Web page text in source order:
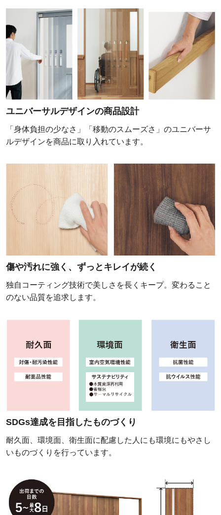
ユニバーサルデザインの商品設計
「身体負担の少なさ」「移動のスムーズさ」のユニバーサ
ルデザインを商品に取り入れています。
傷や汚れに強く、ずっとキレイが続く
独自コーティング技術で美しさを長くキープ。変わること
のない品質を追求します。
SDGs達成を目指したものづくり
耐久面、環境面、衛生面に配慮した人にも環境にもやさし
いものづくりを行っています。